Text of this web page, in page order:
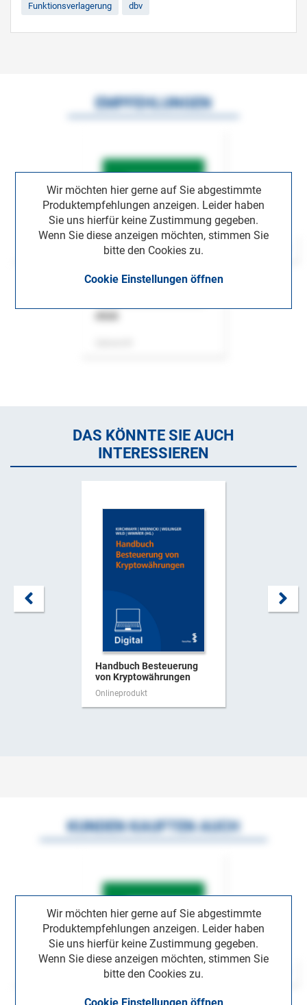
Funktionsverlagerung dbv
Wir möchten hier gerne auf Sie abgestimmte
Produktempfehlungen anzeigen. Leider haben
Sie uns hierfür keine Zustimmung gegeben.
Wenn Sie diese anzeigen möchten, stimmen Sie
bitte den Cookies zu.
Cookie Einstellungen öffnen
EMPFEHLUNGEN
DAS KÖNNTE SIE AUCH
INTERESSIEREN
Handbuch Besteuerung
von Kryptowährungen
Onlineprodukt
Wir möchten hier gerne auf Sie abgestimmte
Produktempfehlungen anzeigen. Leider haben
Sie uns hierfür keine Zustimmung gegeben.
Wenn Sie diese anzeigen möchten, stimmen Sie
bitte den Cookies zu.
Cookie Einstellungen öffnen
KUNDEN KAUFTEN AUCH